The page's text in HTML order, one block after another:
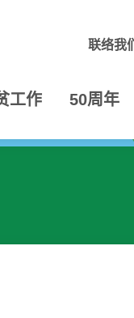
联络我们
工作 50周年